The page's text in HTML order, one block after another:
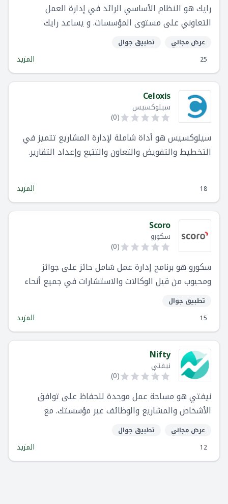
رايك هو النظام الأساسي الرائد في إدارة العمل
التعاوني على مستوى المؤسسات. و يساعد رايك
الشركات على أدا أعمالها بفضل جودة- بغض النظر عن
مكان وجود موظفيها. في ظل انتقال العديد من
الشركات إلى بيئات العمل عن بُعد ، يعد رايك أفضل
منصة لضمان التعاون وتقديم الكفاءات لفرق العمل
داخل المؤسسة.
عرض مجاني
تطبيق جوال
25
المزيد
Celoxis
سيلوكسيس
(
0
)
سيلوكسيس هو أداة شاملة لإدارة المشاريع تتميز في
التخطيط والتفويض والتعاون والتتبع وإعداد التقارير.
18 المزيد
Scoro
سكورو
(
0
)
سكورو هو برنامج إدارة عمل شامل حائز على جوائز
ومحبوب من قبل الوكالات والاستشارات في جميع أنحاء
العالم. باستخدام سكورو ، يمكنك إدارة سير العمل
بالكامل في مكان واحد ، من أول "مرحبًا" إلى الفاتورة
النهائية.
تطبيق جوال
15
المزيد
Nifty
نيفتي
(
0
)
نيفتي هو مساحة عمل موحدة للحفاظ على توافق
الأشخاص والمشاريع والوظائف عبر مؤسستك. مع
الدردشة والمهام والأهداف والمستندات والملفات في
مكان واحد - يتيح لك نيفتي التركيز على العمل بدلاً من
تضيع الزمن في إدارة آلأدوات.
عرض مجاني
تطبيق جوال
12
المزيد